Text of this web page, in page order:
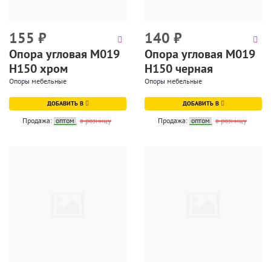
155 ₽
Опора угловая М019
Н150 хром
Опоры мебельные
ДОБАВИТЬ В
Продажа: оптом в розницу
140 ₽
Опора угловая М019
Н150 черная
Опоры мебельные
ДОБАВИТЬ В
Продажа: оптом в розницу